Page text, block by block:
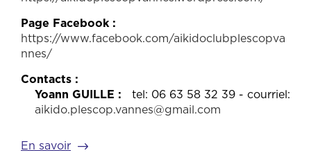
Page Facebook
https://www.facebook.com/aikidoclubplescopva
nnes/
Contacts
Yoann GUILLE
tel: 06 63 58 32 39 - courriel:
aikido.plescop.vannes@gmail.com
En savoir